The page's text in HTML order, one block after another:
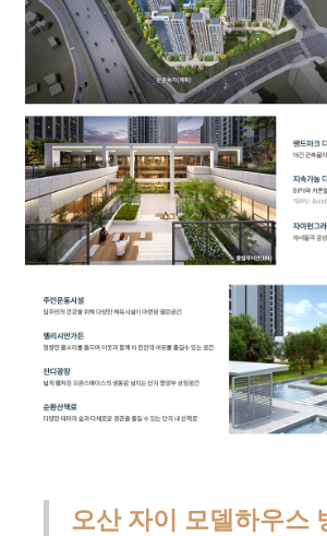
오산 자이 모델하우스